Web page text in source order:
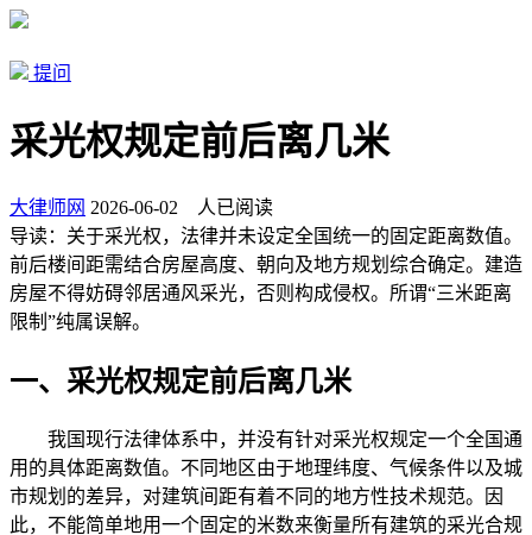
提问
采光权规定前后离几米
大律师网 2026-06-02
人已阅读
导读： 关于采光权，法律并未设定全国统一的固定距离数值。
前后楼间距需结合房屋高度、朝向及地方规划综合确定。建造
房屋不得妨碍邻居通风采光，否则构成侵权。所谓“三米距离
限制”纯属误解。
一、采光权规定前后离几米
我国现行法律体系中，并没有针对采光权规定一个全国通
用的具体距离数值。不同地区由于地理纬度、气候条件以及城
市规划的差异，对建筑间距有着不同的地方性技术规范。因
此，不能简单地用一个固定的米数来衡量所有建筑的采光合规